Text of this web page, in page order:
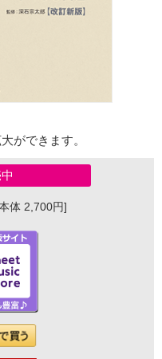
ができます。
体 2,700円]